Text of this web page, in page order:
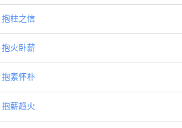
抱柱之信
抱火卧薪
抱素怀朴
抱薪趋火